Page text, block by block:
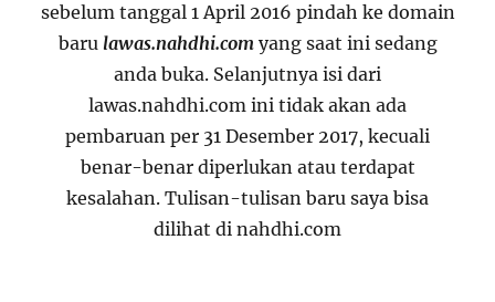
sebelum tanggal 1 April 2016 pindah ke domain
baru lawas.nahdhi.comyang saat ini sedang
anda buka. Selanjutnya isi dari
lawas.nahdhi.com ini tidak akan ada
pembaruan per 31 Desember 2017, kecuali
benar-benar diperlukan atau terdapat
kesalahan. Tulisan-tulisan baru saya bisa
dilihat di nahdhi.com